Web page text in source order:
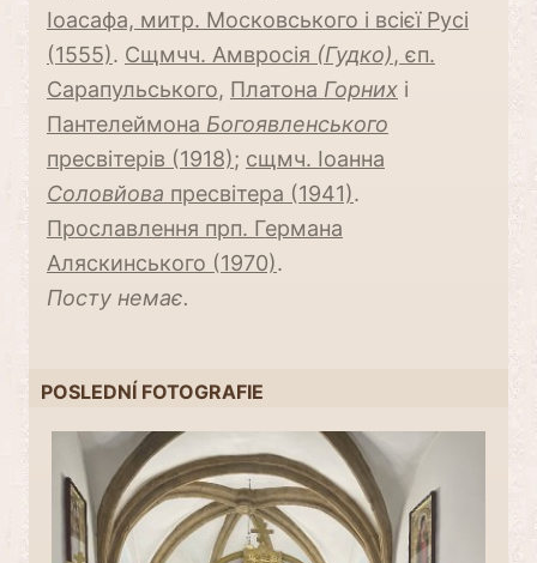
Іоасафа, митр. Московського і всієї Русі
(1555). Сщмчч. Амвросія (Гудко), єп.
Сарапульського, Платона Горнихі
Пантелеймона Богоявленського
пресвітерів (1918); сщмч. Іоанна
Соловйова пресвітера (1941).
Прославлення прп. Германа
Аляскинського (1970).
Посту немає.
POSLEDNÍ FOTOGRAFIE